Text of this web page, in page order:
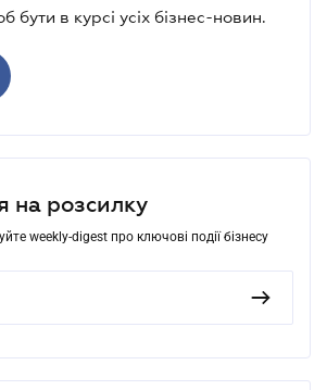
бути в курсі усіх бізнес-новин.
на розсилку
weekly-digest про ключові події бізнесу